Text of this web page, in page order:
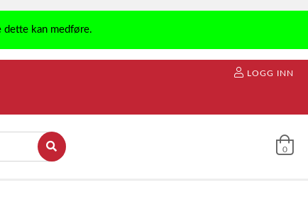
dette kan medføre.
LOGG INN
0